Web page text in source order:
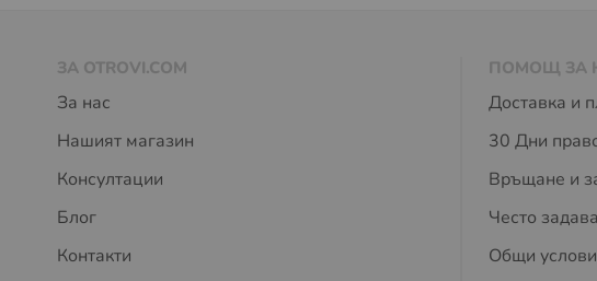
ЗА OTROVI.COM
За нас
Нашият магазин
Консултации
Блог
Контакти
ПОМОЩ ЗА
Доставка и
30 Дни
Връщане и
Често
Общи